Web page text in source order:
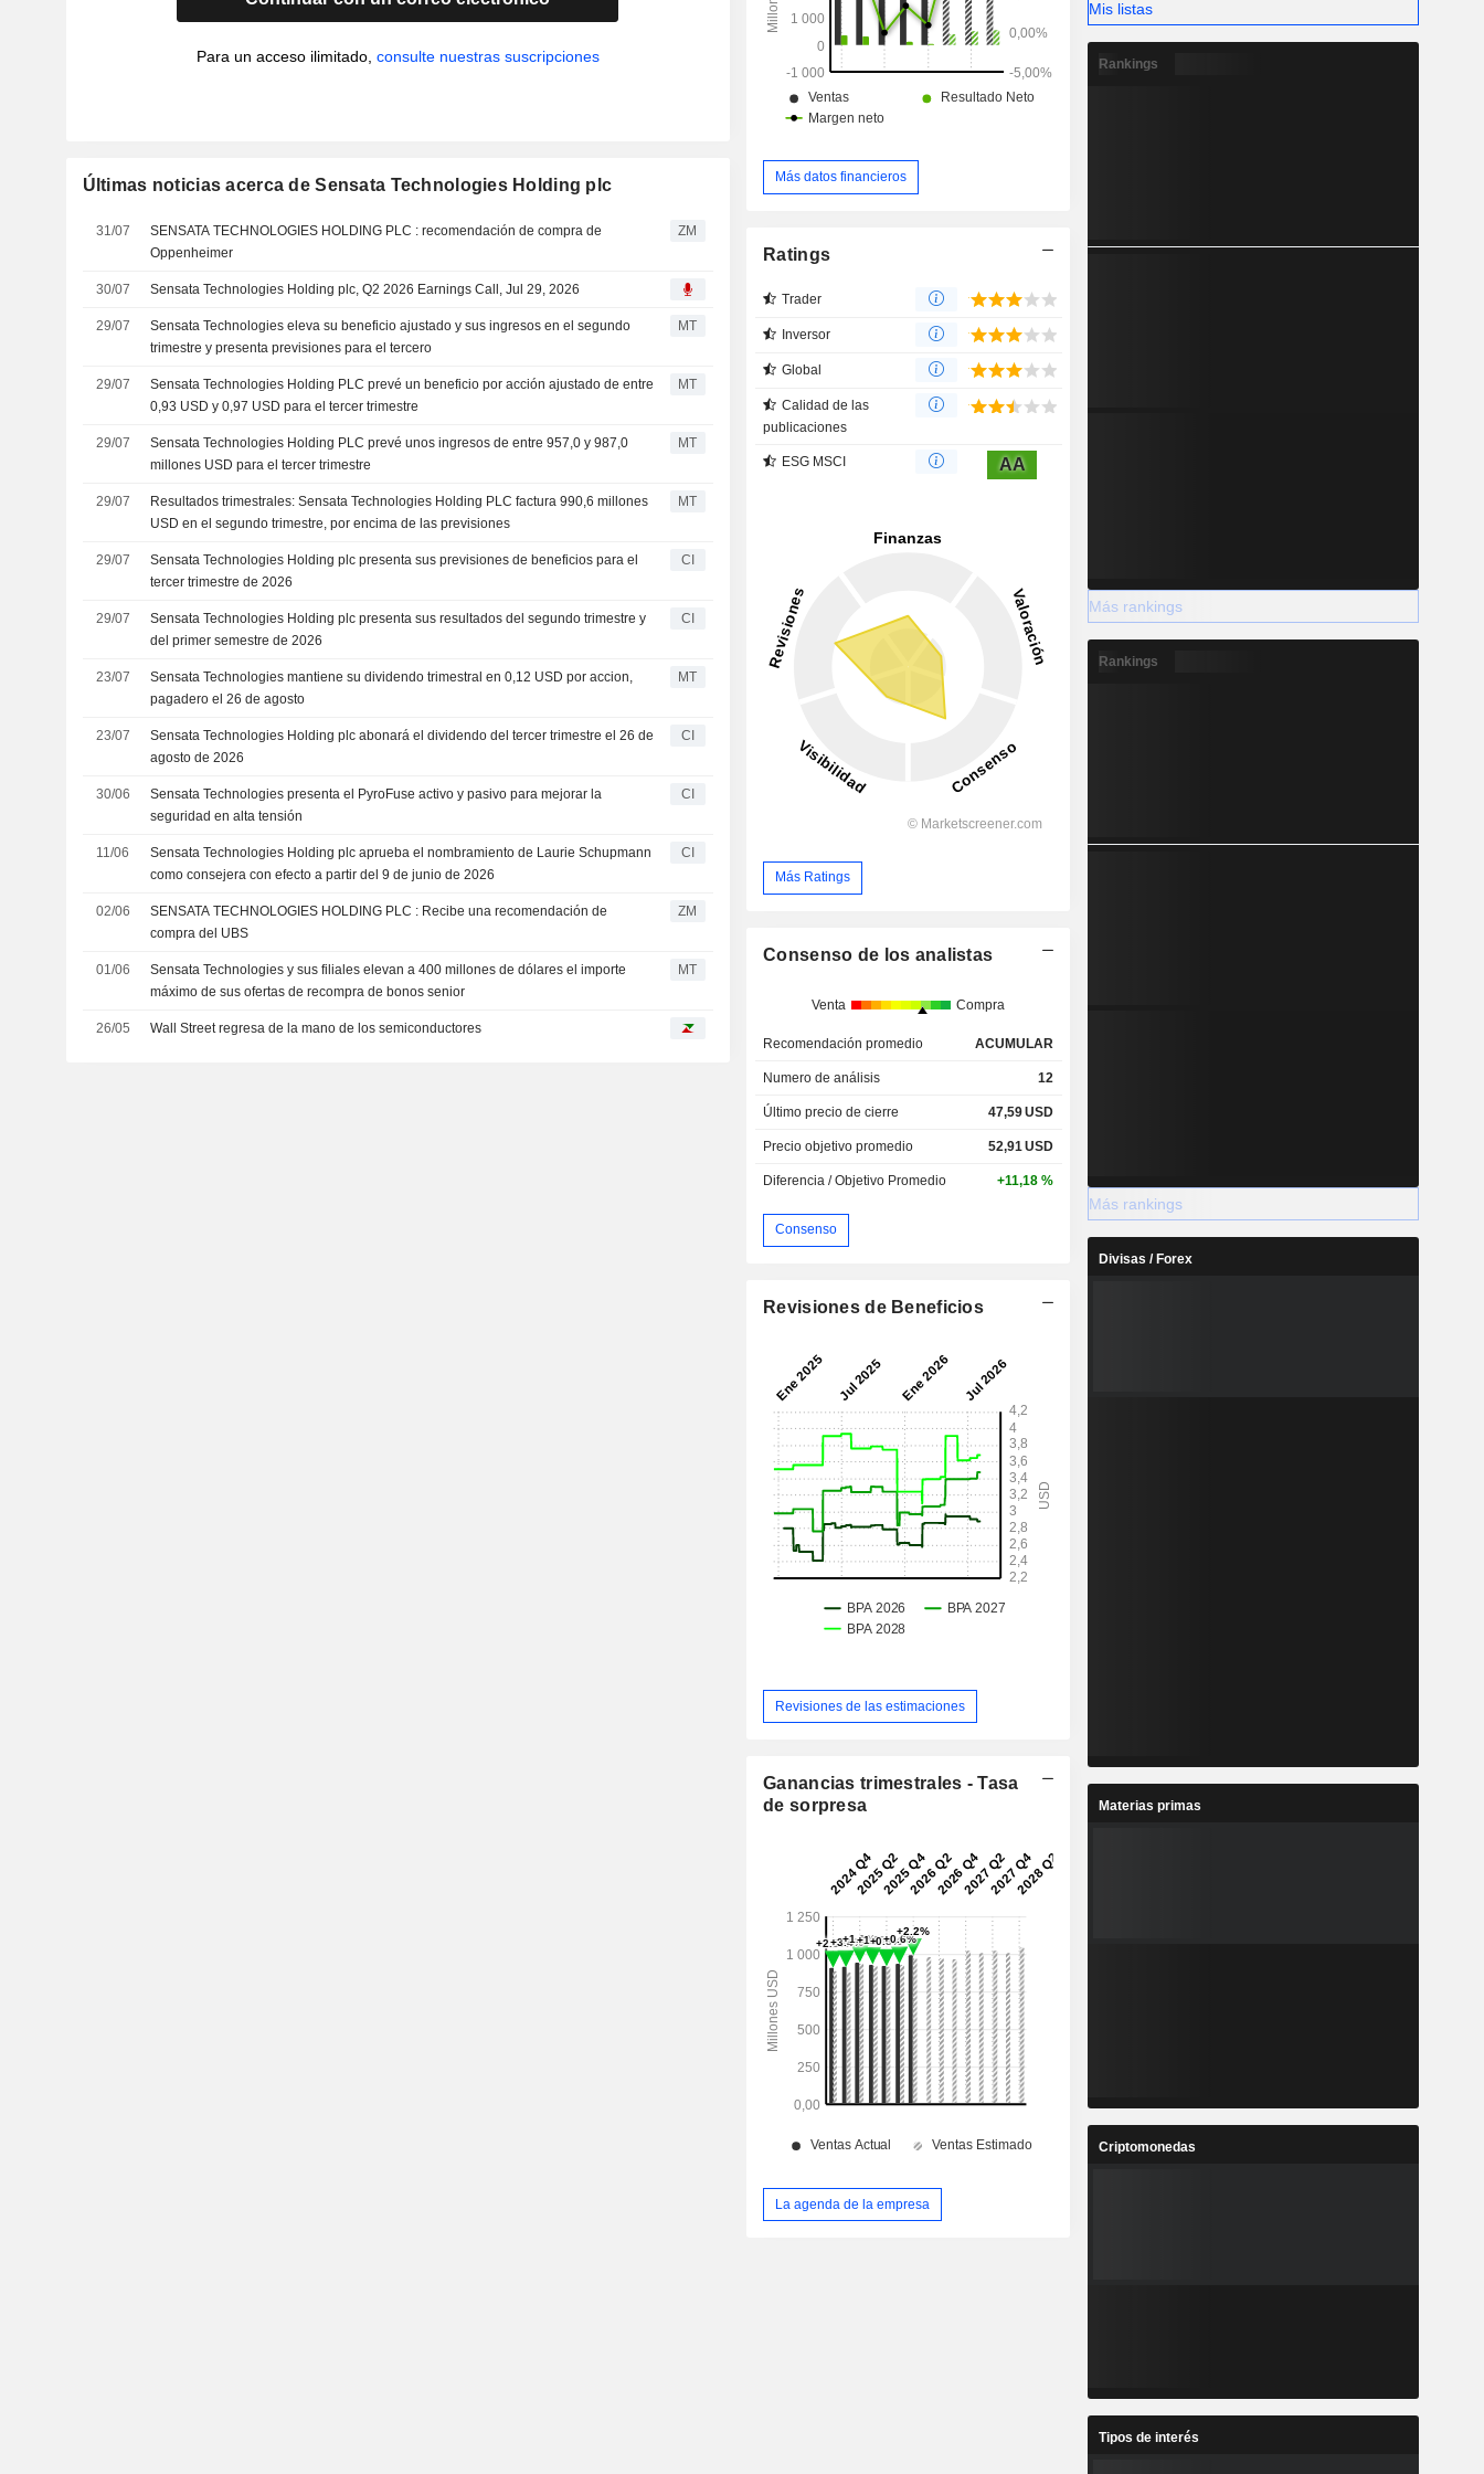
Para un acceso ilimitado, consulte nuestras suscripciones
Últimas noticias acerca de Sensata Technologies Holding plc
31/07
SENSATA TECHNOLOGIES HOLDING PLC : recomendación de compra de
Oppenheimer
ZM
30/07 Sensata Technologies Holding plc, Q2 2026 Earnings Call, Jul 29, 2026
29/07
Sensata Technologies eleva su beneficio ajustado y sus ingresos en el segundo
trimestre y presenta previsiones para el tercero
MT
29/07
Sensata Technologies Holding PLC prevé un beneficio por acción ajustado de entre
0,93 USD y 0,97 USD para el tercer trimestre
MT
29/07
Sensata Technologies Holding PLC prevé unos ingresos de entre 957,0 y 987,0
millones USD para el tercer trimestre
MT
29/07
Resultados trimestrales: Sensata Technologies Holding PLC factura 990,6 millones
USD en el segundo trimestre, por encima de las previsiones
MT
29/07
Sensata Technologies Holding plc presenta sus previsiones de beneficios para el
tercer trimestre de 2026
CI
29/07
Sensata Technologies Holding plc presenta sus resultados del segundo trimestre y
del primer semestre de 2026
CI
23/07
Sensata Technologies mantiene su dividendo trimestral en 0,12 USD por accion,
pagadero el 26 de agosto
MT
23/07
Sensata Technologies Holding plc abonará el dividendo del tercer trimestre el 26 de
agosto de 2026
CI
30/06
Sensata Technologies presenta el PyroFuse activo y pasivo para mejorar la
seguridad en alta tensión
CI
11/06
Sensata Technologies Holding plc aprueba el nombramiento de Laurie Schupmann
como consejera con efecto a partir del 9 de junio de 2026
CI
02/06
SENSATA TECHNOLOGIES HOLDING PLC : Recibe una recomendación de
compra del UBS
ZM
01/06
Sensata Technologies y sus filiales elevan a 400 millones de dólares el importe
máximo de sus ofertas de recompra de bonos senior
MT
26/05 Wall Street regresa de la mano de los semiconductores
microrredes, así como el mercado aeroespacial,
que abarca los mercados de aviones
comerciales, defensa y posventa.
Más datos financieros
Ratings
Trader
Inversor
Global
Calidad de las
publicaciones
ESG MSCI AA
Más Ratings
Consenso de los analistas
Venta Compra
Recomendación promedio ACUMULAR
Numero de análisis 12
Último precio de cierre 47,59USD
Precio objetivo promedio 52,91 USD
Diferencia / Objetivo Promedio +11,18 %
Consenso
Revisiones de Beneficios
Revisiones de las estimaciones
Ganancias trimestrales - Tasa
de sorpresa
La agenda de la empresa
Mis listas
Rankings
Más rankings
Rankings
Más rankings
Divisas / Forex
Materias primas
Criptomonedas
Tipos de interés